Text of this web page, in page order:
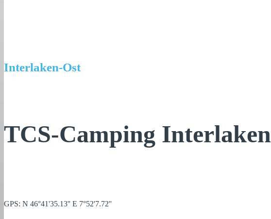
Interlaken-Ost
TCS-Camping Interlaken
GPS: N 46°41'35.13'' E 7°52'7.72''